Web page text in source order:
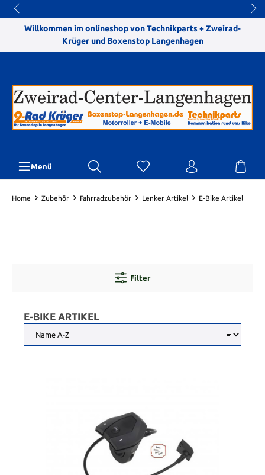
Willkommen im onlineshop von Technikparts + Zweirad-
Krüger und Boxenstop Langenhagen
Menü
Home Zubehör Fahrradzubehör Lenker Artikel E-Bike Artikel
Filter
E-BIKE ARTIKEL